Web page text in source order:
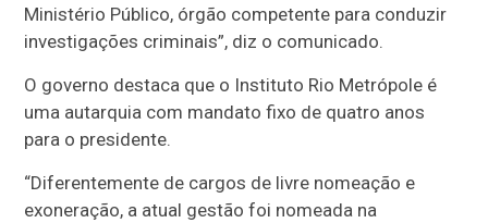
Ministério Público, órgão competente para conduzir
investigações criminais”, diz o comunicado.
O governo destaca que o Instituto Rio Metrópole é
uma autarquia com mandato fixo de quatro anos
para o presidente.
“Diferentemente de cargos de livre nomeação e
exoneração, a atual gestão foi nomeada na